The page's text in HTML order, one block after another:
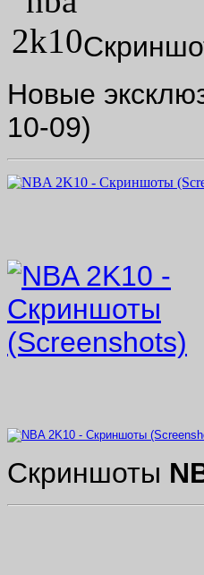
Новые
10-09)
Скриншоты